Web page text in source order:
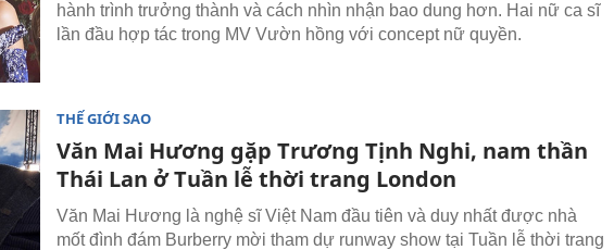
hành trình trưởng thành và cách nhìn nhận bao dung hơn. Hai nữ ca sĩ
lần đầu hợp tác trong MV Vườn hồng với concept nữ quyền.
THẾ GIỚI SAO
Văn Mai Hương gặp Trương Tịnh Nghi, nam thần
Thái Lan ở Tuần lễ thời trang London
Văn Mai Hương là nghệ sĩ Việt Nam đầu tiên và duy nhất được nhà
mốt đình đám Burberry mời tham dự runway show tại Tuần lễ thời trang